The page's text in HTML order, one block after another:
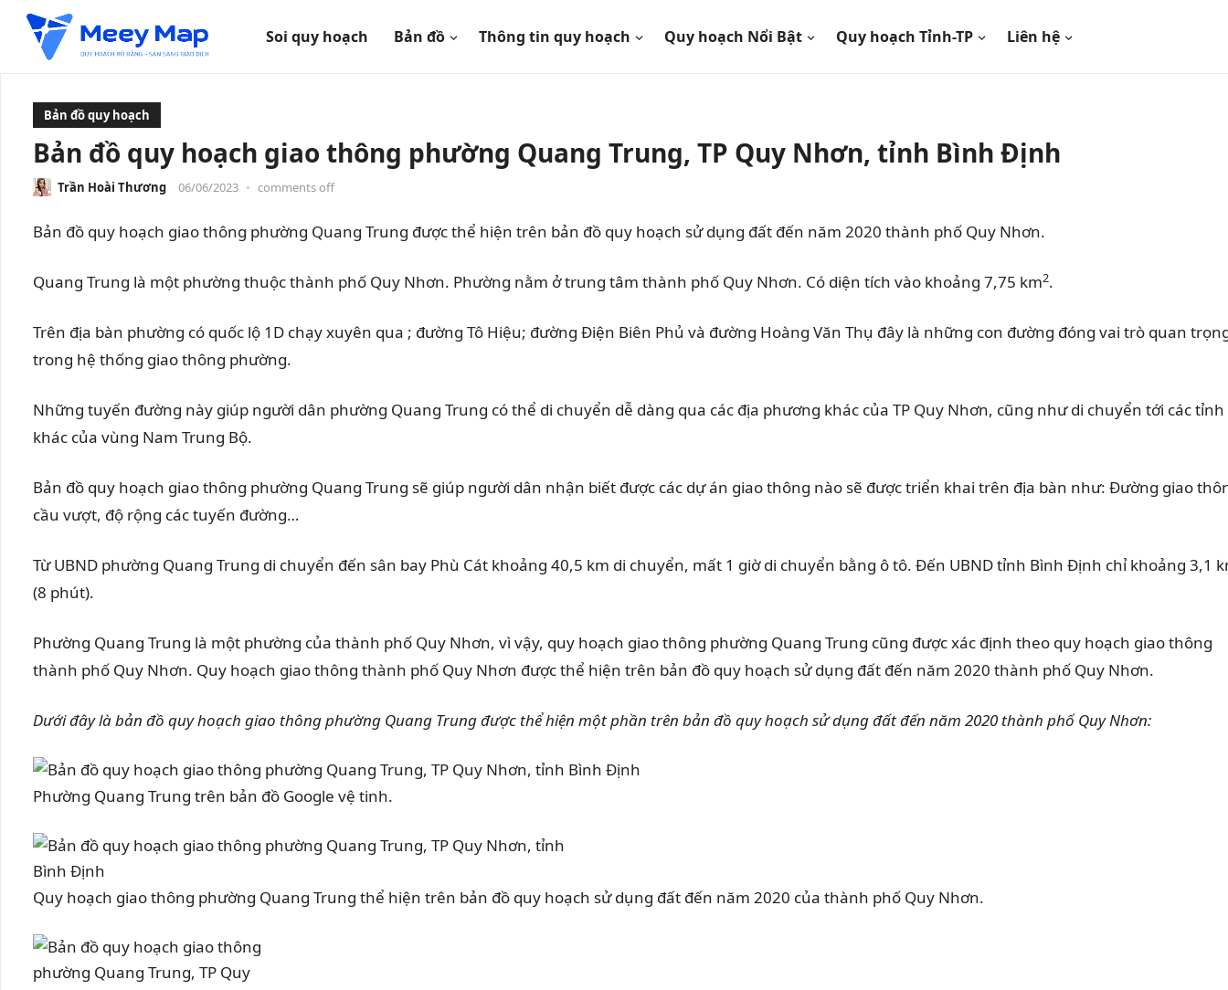
Soi quy hoạch Bản đồ Thông tin quy hoạch Quy hoạch Nổi Bật Quy hoạch Tỉnh-TP Liên hệ
Bản đồ quy hoạch
Bản đồ quy hoạch giao thông phường Quang Trung, TP Quy Nhơn, tỉnh Bình Định
Trần Hoài Thương 06/06/2023 • comments off
Bản đồ quy hoạch giao thông phường Quang Trung được thể hiện trên bản đồ quy hoạch sử dụng đất đến năm 2020 thành phố Quy Nhơn.
Quang Trung là một phường thuộc thành phố Quy Nhơn. Phường nằm ở trung tâm thành phố Quy Nhơn. Có diện tích vào khoảng 7,75 km2.
Trên địa bàn phường có quốc lộ 1D chạy xuyên qua ; đường Tô Hiệu; đường Điện Biên Phủ và đường Hoàng Văn Thụ đây là những con đường đóng vai trò quan
trong hệ thống giao thông phường.
Những tuyến đường này giúp người dân phường Quang Trung có thể di chuyển dễ dàng qua các địa phương khác của TP Quy Nhơn, cũng như di chuyển tới các tỉnh
khác của vùng Nam Trung Bộ.
Bản đồ quy hoạch giao thông phường Quang Trung sẽ giúp người dân nhận biết được các dự án giao thông nào sẽ được triển khai trên địa bàn như: Đường giao
cầu vượt, độ rộng các tuyến đường…
Từ UBND phường Quang Trung di chuyển đến sân bay Phù Cát khoảng 40,5 km di chuyển, mất 1 giờ di chuyển bằng ô tô. Đến UBND tỉnh Bình Định chỉ khoảng 3,1
(8 phút).
Phường Quang Trung là một phường của thành phố Quy Nhơn, vì vậy, quy hoạch giao thông phường Quang Trung cũng được xác định theo quy hoạch giao thông
thành phố Quy Nhơn. Quy hoạch giao thông thành phố Quy Nhơn được thể hiện trên bản đồ quy hoạch sử dụng đất đến năm 2020 thành phố Quy Nhơn.
Dưới đây là bản đồ quy hoạch giao thông phường Quang Trung được thể hiện một phần trên bản đồ quy hoạch sử dụng đất đến năm 2020 thành phố Quy Nhơn:
Phường Quang Trung trên bản đồ Google vệ tinh.
Quy hoạch giao thông phường Quang Trung thể hiện trên bản đồ quy hoạch sử dụng đất đến năm 2020 của thành phố Quy Nhơn.